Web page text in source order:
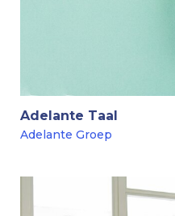
Adelante Taal
Adelante Groep